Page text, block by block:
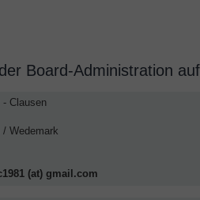
Board-Administration
- Clausen
/ Wedemark
(at) gmail.com